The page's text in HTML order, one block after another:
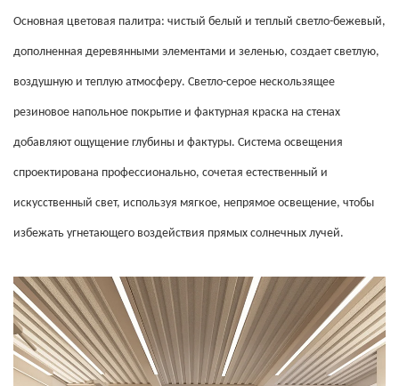
Основная цветовая палитра: чистый белый и теплый светло-бежевый,
дополненная деревянными элементами и зеленью, создает светлую,
воздушную и теплую атмосферу. Светло-серое нескользящее
резиновое напольное покрытие и фактурная краска на стенах
добавляют ощущение глубины и фактуры. Система освещения
спроектирована профессионально, сочетая естественный и
искусственный свет, используя мягкое, непрямое освещение, чтобы
избежать угнетающего воздействия прямых солнечных лучей.